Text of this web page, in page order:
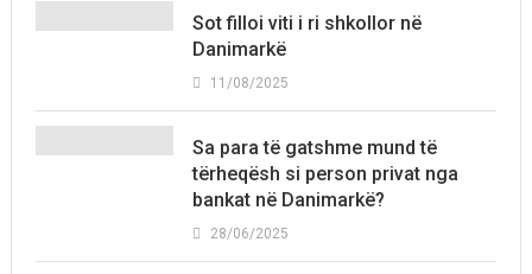
Sot filloi viti i ri shkollor në
Danimarkë
11/08/2025
Sa para të gatshme mund të
tërheqësh si person privat nga
bankat në Danimarkë?
28/06/2025